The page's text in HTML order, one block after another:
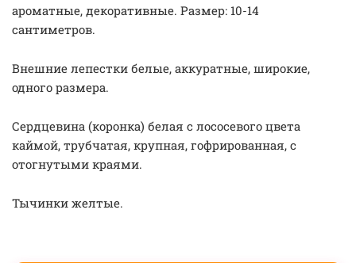
ароматные, декоративные. Размер: 10-14
сантиметров.
Внешние лепестки белые, аккуратные, широкие,
одного размера.
Сердцевина (коронка) белая с лососевого цвета
каймой, трубчатая, крупная, гофрированная, с
отогнутыми краями.
Тычинки желтые.